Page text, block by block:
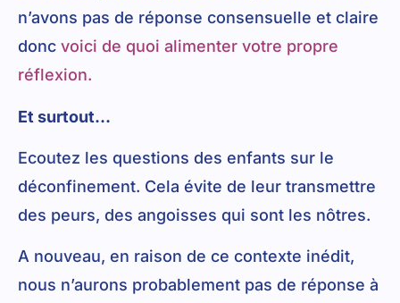
n’avons pas de réponse consensuelle et claire
donc voici de quoi alimenter votre propre
réflexion.
Et surtout…
Ecoutez les questions des enfants sur le
déconfinement. Cela évite de leur transmettre
des peurs, des angoisses qui sont les nôtres.
A nouveau, en raison de ce contexte inédit,
nous n’aurons probablement pas de réponse à